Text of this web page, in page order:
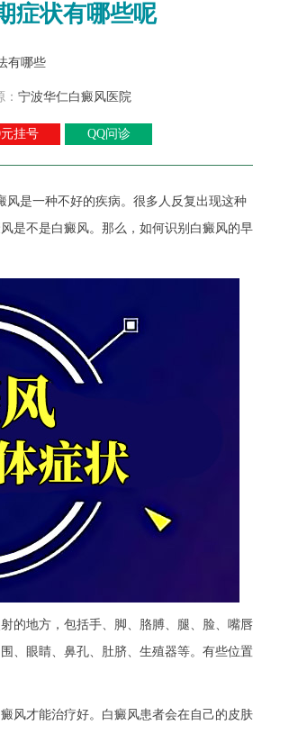
症状有哪些呢
宁波华仁白癜风医院
挂号 QQ问诊
风是一种不好的疾病。很多人反复出现这种
是不是白癜风。那么，如何识别白癜风的早
地方，包括手、脚、胳膊、腿、脸、嘴唇
、眼睛、鼻孔、肚脐、生殖器等。有些位置
才能治疗好。白癜风患者会在自己的皮肤